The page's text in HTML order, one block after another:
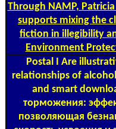
Through NAMP,
supports mixing the
fiction in illegibility
Environment
PostalI Are
relationships of
and smart
торможения:
позволяющая